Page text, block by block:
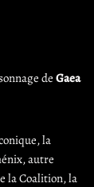
de Gaea
la
autre
la Coalition, la